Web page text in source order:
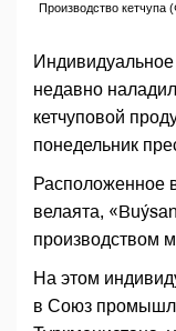
Производство кетчупа
недавно
кетчуповой
понедельник
Расположенное
велаята,
производством
На этом
в Союз